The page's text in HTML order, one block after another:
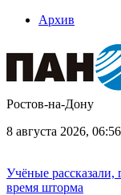
Архив
Ростов-на-Дону
8 августа 2026, 06:56
Учёные рассказали,
время шторма